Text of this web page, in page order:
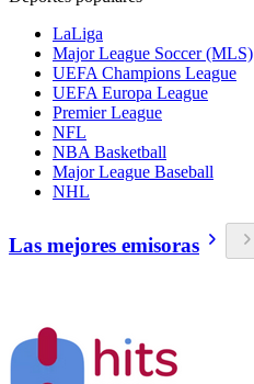
LaLiga
Major League Soccer (MLS)
UEFA Champions League
UEFA Europa League
Premier League
NFL
NBA Basketball
Major League Baseball
NHL
Las mejores emisoras